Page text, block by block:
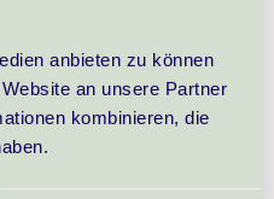
anbieten zu können
an unsere Partner
kombinieren, die